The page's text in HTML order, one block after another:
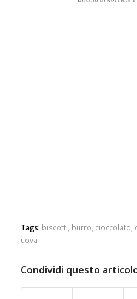
Tags: biscotti burro cioccolato
uova
Condividi questo